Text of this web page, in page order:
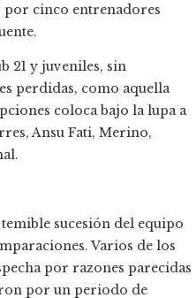
por cinco entrenadores
21 y juveniles, sin
perdidas, como aquella
coloca bajo la lupa a
Ansu Fati, Merino,
sucesión del equipo
Varios de los
por razones parecidas
por un periodo de